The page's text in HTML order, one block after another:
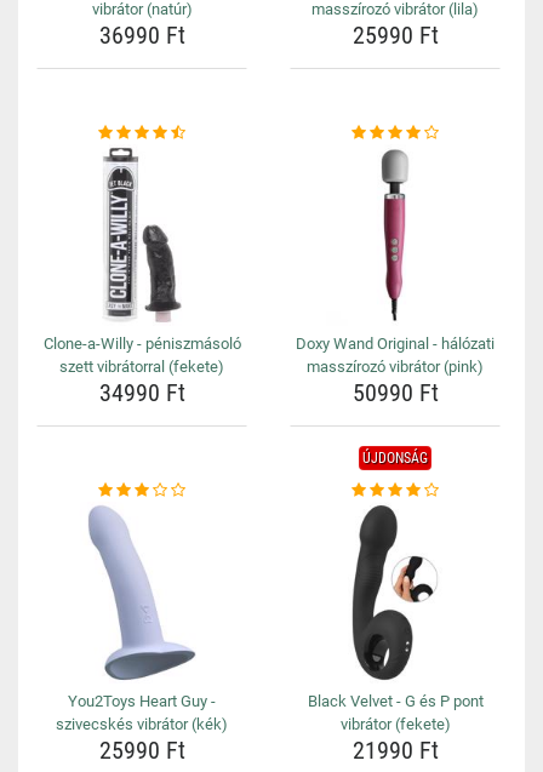
vibrátor (natúr)
36990 Ft
masszírozó vibrátor (lila)
25990 Ft
Clone-a-Willy - péniszmásoló
szett vibrátorral (fekete)
34990 Ft
Doxy Wand Original - hálózati
masszírozó vibrátor (pink)
50990 Ft
You2Toys Heart Guy -
szivecskés vibrátor (kék)
25990 Ft
ÚJDONSÁG
Black Velvet - G és P pont
vibrátor (fekete)
21990 Ft